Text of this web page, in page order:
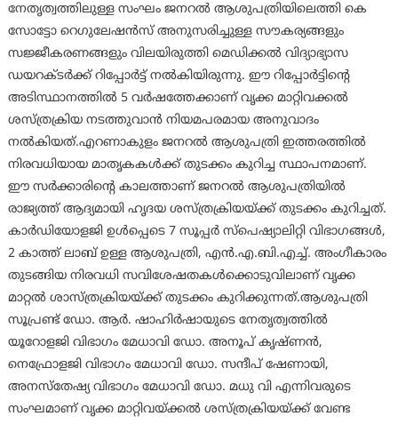
നേതൃത്വത്തിലുള്ള സംഘം ജനറല്‍ ആശുപത്രിയിലെത്തി കെ
സോട്ടോ റെഗുലേഷന്‍സ് അനുസരിച്ചുള്ള സൗകര്യങ്ങളും
സജ്ജീകരണങ്ങളും വിലയിരുത്തി മെഡിക്കല്‍ വിദ്യാഭ്യാസ
ഡയറക്ടര്‍ക്ക് റിപ്പോര്‍ട്ട് നല്‍കിയിരുന്നു. ഈ റിപ്പോര്‍ട്ടിന്റെ
അടിസ്ഥാനത്തില്‍ 5 വര്‍ഷത്തേക്കാണ് വൃക്ക മാറ്റിവക്കല്‍
ശസ്ത്രക്രിയ നടത്തുവാന്‍ നിയമപരമായ അനുവാദം
നല്‍കിയത്.എറണാകുളം ജനറല്‍ ആശുപത്രി ഇത്തരത്തില്‍
നിരവധിയായ മാതൃകകള്‍ക്ക് തുടക്കം കുറിച്ച സ്ഥാപനമാണ്.
ഈ സര്‍ക്കാരിന്റെ കാലത്താണ് ജനറല്‍ ആശുപത്രിയില്‍
രാജ്യത്ത് ആദ്യമായി ഹൃദയ ശസ്ത്രക്രിയയ്ക്ക് തുടക്കം കുറിച്ചത്.
കാര്‍ഡിയോളജി ഉള്‍പ്പെടെ 7 സൂപ്പര്‍ സ്‌പെഷ്യാലിറ്റി വിഭാഗങ്ങള്‍,
2 കാത്ത് ലാബ് ഉള്ള ആശുപത്രി, എന്‍.എ.ബി.എച്ച്. അംഗീകാരം
തുടങ്ങിയ നിരവധി സവിശേഷതകള്‍ക്കൊടുവിലാണ് വൃക്ക
മാറ്റല്‍ ശാസ്ത്രക്രിയയ്ക്ക് തുടക്കം കുറിക്കുന്നത്.ആശുപത്രി
സൂപ്രണ്ട് ഡോ. ആര്‍. ഷാഹിര്‍ഷായുടെ നേതൃത്വത്തില്‍
യൂറോളജി വിഭാഗം മേധാവി ഡോ. അനൂപ് കൃഷ്ണന്‍,
നെഫ്രോളജി വിഭാഗം മേധാവി ഡോ. സന്ദീപ് ഷേണായി,
അനസ്‌തേഷ്യ വിഭാഗം മേധാവി ഡോ. മധു വി എന്നിവരുടെ
സംഘമാണ് വൃക്ക മാറ്റിവയ്ക്കല്‍ ശസ്ത്രക്രിയയ്ക്ക് വേണ്ട